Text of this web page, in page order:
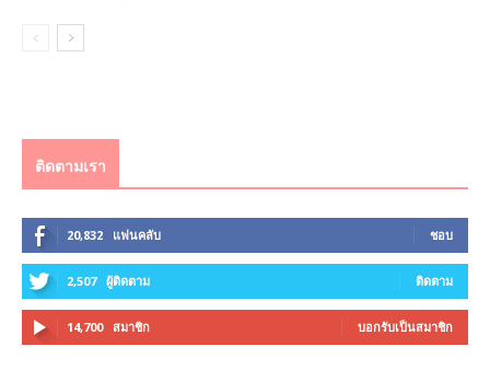
ติดตามเรา
20,832 แฟนคลับ ชอบ
2,507 ผู้ติดตาม ติดตาม
14,700 สมาชิก บอกรับเป็นสมาชิก